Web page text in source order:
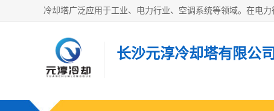
长沙元淳冷却塔有限公司